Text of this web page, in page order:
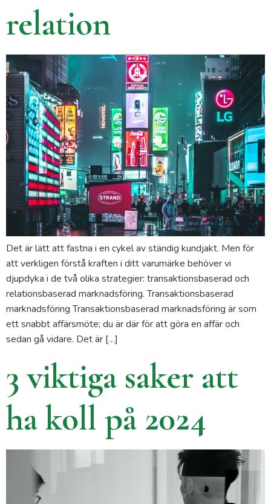
relation
Det är lätt att fastna i en cykel av ständig kundjakt. Men för
att verkligen förstå kraften i ditt varumärke behöver vi
djupdyka i de två olika strategier: transaktionsbaserad och
relationsbaserad marknadsföring. Transaktionsbaserad
marknadsföring Transaktionsbaserad marknadsföring är som
ett snabbt affärsmöte; du är där för att göra en affär och
sedan gå vidare. Det är […]
3 viktiga saker att
ha koll på 2024